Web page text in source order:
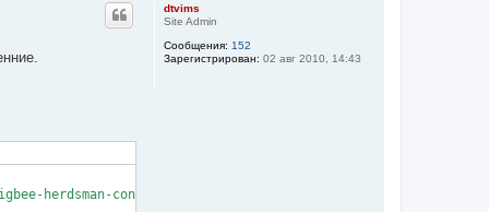
dtvims
Site Admin
Сообщения: 152
Зарегистрирован: 02 авг 2010, 14:43
herdsman-converters/lib/exposes");